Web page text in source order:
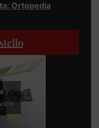
Ortopedia
i